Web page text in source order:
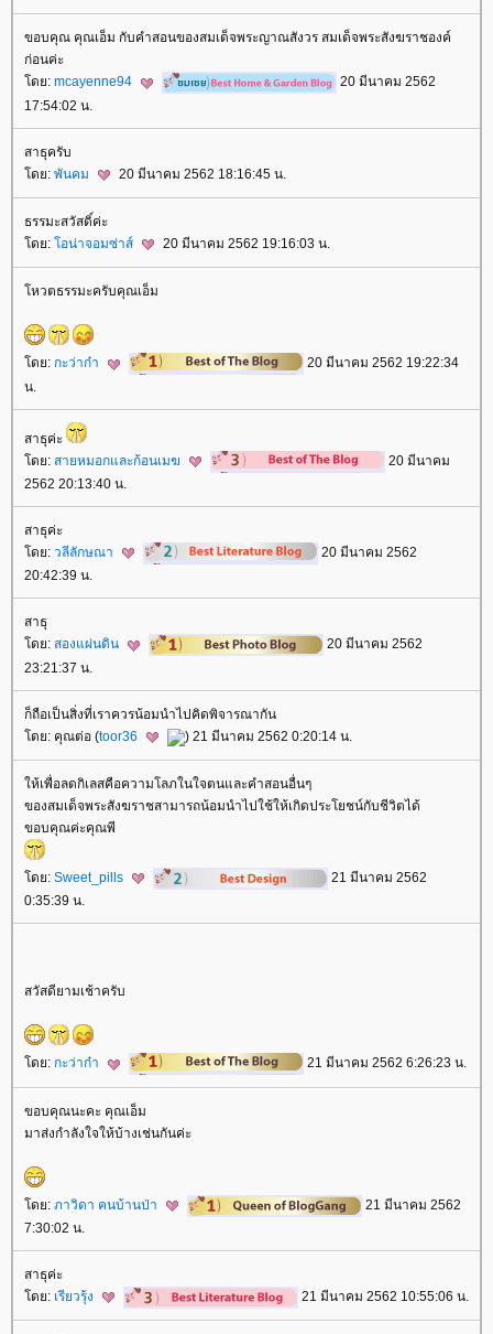
ขอบคุณ คุณเอ็ม กับคำสอนของสมเด็จพระญาณสังวร สมเด็จพระสังฆราชองค์
ก่อนค่ะ
ดย: mcayenne94
20 มีนาคม 2562
17:54:02 น.
สาธุครับ
ดย: พันคม 20 มีนาคม 2562 18:16:45 น.
ธรรมะสวัสดิ์ค่ะ
ดย: อน่าจอมซ่าส์ 20 มีนาคม 2562 19:16:03 น.
หวตธรรมะครับคุณเอ็ม
ดย: กะว่าก๋า
20 มีนาคม 2562 19:22:34
น.
สาธุค่ะ
ดย: สายหมอกและก้อนเมฆ
20 มีนาคม
2562 20:13:40 น.
สาธุค่ะ
ดย: วลีลักษณา
20 มีนาคม 2562
20:42:39 น.
สาธุ
ดย: สองแผ่นดิน
20 มีนาคม 2562
23:21:37 น.
ก็ถือเป็นสิ่งที่เราควรน้อมนำไปคิดพิจารณากัน
ดย: คุณต่อ (toor36 ) 21 มีนาคม 2562 0:20:14 น.
ห้เพื่อลดกิเลสคือความโลภในใจตนและคำสอนอื่นๆ
ของสมเด็จพระสังฆราชสามารถน้อมนำไปใช้ให้เกิดประโยชน์กับชีวิตได้
ขอบคุณค่ะคุณพี
ดย: Sweet_pills
21 มีนาคม 2562
0:35:39 น.
สวัสดียามเช้าครับ
ดย: กะว่าก๋า 21 มีนาคม 2562 6:26:23 น.
ขอบคุณนะคะ คุณเอ็ม
มาส่งกำลังใจให้บ้างเช่นกันค่ะ
ดย: ภาวิดา คนบ้านป่า
21 มีนาคม 2562
7:30:02 น.
สาธุค่ะ
ดย: เรียวรุ้ง 21 มีนาคม 2562 10:55:06 น.